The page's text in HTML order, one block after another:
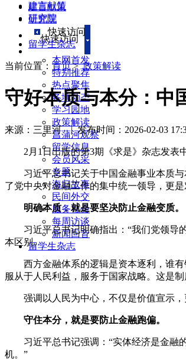
建言献策
研究院
快速访问
本网首发
特别推荐
热点聚焦
各地动态
学习园地
政策解读
菖蒲河观察
留学信息
会员风采
专题
海归故事
民间外交
服务社会
每周访谈
新闻回音
留学生杂志
建言献策
研究院
快速访问
留学生杂志
当前位置： 首页>政策解读
守好本质与本分：中
来源：三里河 |发布时间：2026-02-03
2月1日出版的第3期《求是》杂志发表中
习近平总书记关于中国金融事业本质与
了党中央对金融工作的集中统一领导，更
明确本质，就是要坚决防止金融变质。
习近平总书记明确指出：“我们党领导的
本区别。
西方金融体系的逻辑是资本逐利，谁有
服从于人民利益，服务于国家战略。这是
强调以人民为中心，不仅是价值宣示，
守住本分，就是要防止金融跑偏。
习近平总书记强调：“实体经济是金融的
机。”